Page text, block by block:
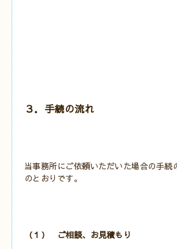
３．手続の流れ
当事務所にご依頼いただいた場合の手続
のとおりです。
（１） ご相談、お見積もり